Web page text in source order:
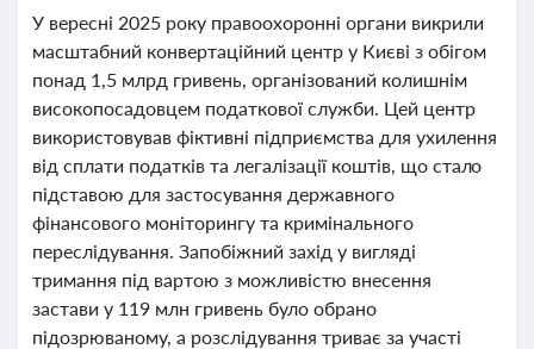
У вересні 2025 року правоохоронні органи викрили
масштабний конвертаційний центр у Києві з обігом
понад 1,5 млрд гривень, організований колишнім
високопосадовцем податкової служби. Цей центр
використовував фіктивні підприємства для ухилення
від сплати податків та легалізації коштів, що стало
підставою для застосування державного
фінансового моніторингу та кримінального
переслідування. Запобіжний захід у вигляді
тримання під вартою з можливістю внесення
застави у 119 млн гривень було обрано
підозрюваному, а розслідування триває за участі